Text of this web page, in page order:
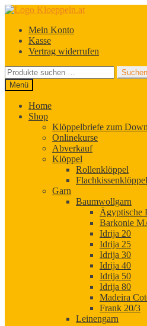
Zur
springen
Zum
springenMein Konto
Kasse
Vertrag widerrufen
Suchen
nach:
Suchen
Menü
Home
Shop
Klöppelbriefe zum
Onlinekurse
Abverkauf
Klöppel
Rollenklöppel
Flachkissenklöppel
Garn
Baumwollgarn
Ägyptische
Barkonie
Idrija 20
Idrija 25
Idrija 30
Idrija 40
Idrija 50
Idrija 80
Madeira
Frank 20/3
Leinengarn